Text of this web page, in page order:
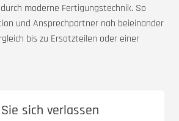
moderne Fertigungstechnik. So
und Ansprechpartner nah beieinander
bis zu Ersatzteilen oder einer
sich verlassen